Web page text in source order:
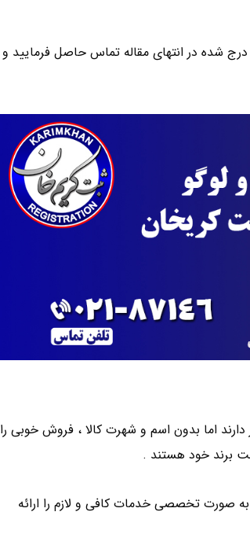
درج شده در انتهای مقاله تماس حاصل فرمایید و
دارند اما بدون اسم و شهرت کالا ، فروش خوبی را
برند خود هستند .
صورت تخصصی خدمات کافی و لازم را ارائه